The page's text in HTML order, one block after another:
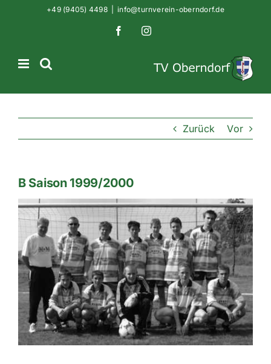
+49 (9405) 4498 info@turnverein-oberndorf.de
FacebookInstagram
Zurück Vor
B Saison 1999/2000
Zeige
grösseres
Bild